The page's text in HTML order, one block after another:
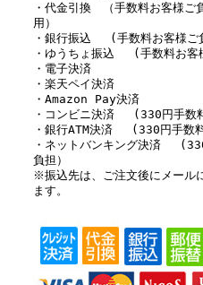
・代金引換 （手数料お客様ご
用）
・銀行振込 (手数料お客様ご
・ゆうちょ振込 (手数料お客
・電子決済
・楽天ペイ決済
・Amazon Pay決済
・コンビニ決済 (330円手数
・銀行ATM決済 (330円手数
・ネットバンキング決済
負担）
※振込先は、ご注文後にメール
ます。